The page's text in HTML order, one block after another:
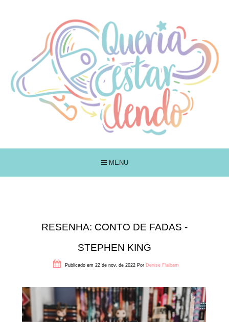
MENU
RESENHA: CONTO DE FADAS -
STEPHEN KING
Publicado em 22 de nov. de 2022 Por Denise Flaibam